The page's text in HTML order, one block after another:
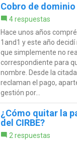
Cobro de
4 respuestas
Hace unos años
1and1 y este año
que simplemente no
correspondiente para
nombre. Desde la
reclaman el pago,
gestión por...
¿Cómo quitar la
del CIRBE?
2 respuestas